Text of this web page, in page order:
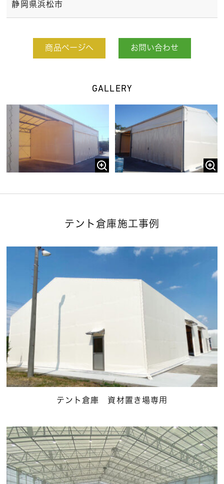
静岡県浜松市
商品ページへ お問い合わせ
GALLERY
テント倉庫施工事例
テント倉庫 資材置き場専用